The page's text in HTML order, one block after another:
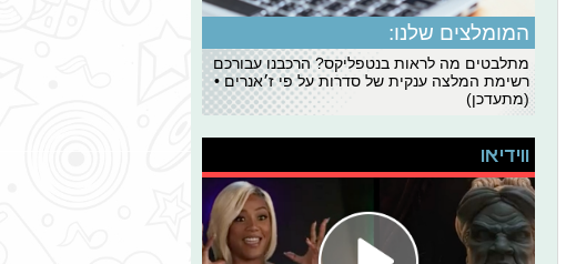
המומלצים שלנו:
מתלבטים מה לראות בנטפליקס? הרכבנו עבורכם
רשימת המלצה ענקית של סדרות על פי ז׳אנרים •
(מתעדכן)
ווידיאו